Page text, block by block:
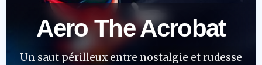
Aero The Acrobat
Un saut périlleux entre nostalgie et rudesse